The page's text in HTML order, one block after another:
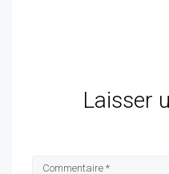
Laisser